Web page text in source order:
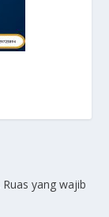
Ruas yang wajib